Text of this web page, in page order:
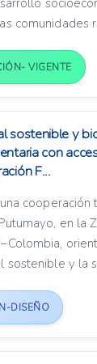
comunidades
VIGENTE
sostenible y
con
F...
cooperación
en la
sostenible y la
DISEÑO